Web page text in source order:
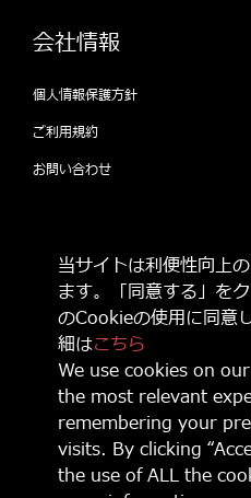
当サイトは利便性向上
ます。「同意する」を
のCookieの使用に同意
細はこちら
We use cookies on
the most relevant
remembering your
visits. By clicking
the use of ALL the
会社情報
個人情報保護方針
ご利用規約
お問い合わせ
公式SNSをフォロー
しよう！
© 2021 Game Source Entertainment
”, “PlayStation, “ ” and “
”
trademarks of Sony Interactive
Nintendo Switch is a trademark of
Microsoft, Xbox, Xbox Live, the